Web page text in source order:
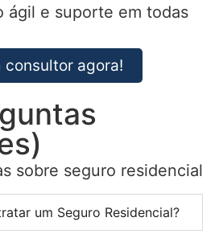
ágil e suporte em todas
consultor agora!
sobre seguro residencial
um Seguro Residencial?